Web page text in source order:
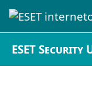
ESET